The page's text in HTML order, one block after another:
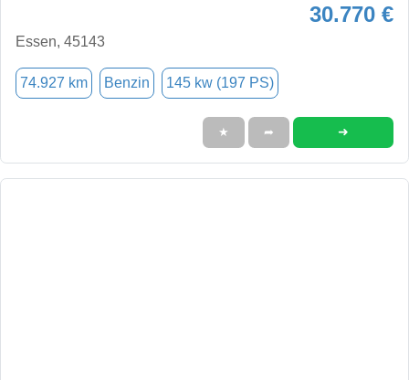
30.770 €
Essen, 45143
74.927 km Benzin 145 kw (197 PS)
★ ➦ ➜